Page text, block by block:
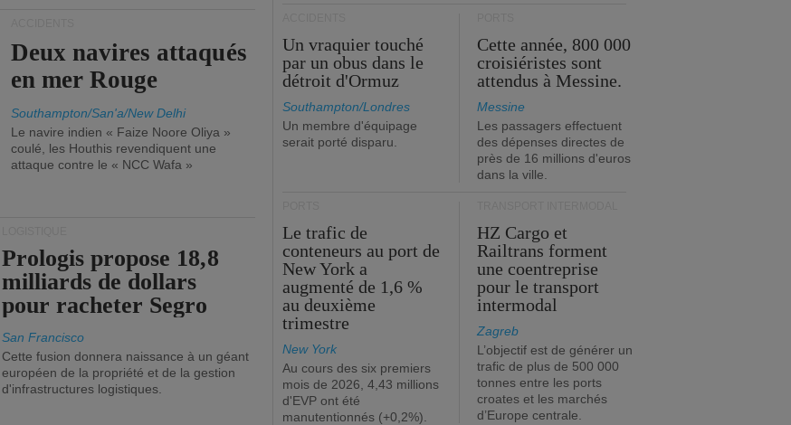
Deux navires attaqués
en mer Rouge
Southampton/San'a/New Delhi
Le navire indien « Faize Noore Oliya »
coulé, les Houthis revendiquent une
attaque contre le « NCC Wafa »
Prologis propose 18,8
milliards de dollars
pour racheter Segro
San Francisco
Cette fusion donnera naissance à un géant
européen de la propriété et de la gestion
d'infrastructures logistiques.
Un vraquier touché
par un obus dans le
détroit d'Ormuz
Southampton/Londres
Un membre d'équipage
serait porté disparu.
Cette année, 800 000
croisiéristes sont
attendus à Messine.
Messine
Les passagers effectuent
des dépenses directes de
près de 16 millions d'euros
dans la ville.
Le trafic de
conteneurs au port de
New York a
augmenté de 1,6 %
au deuxième
trimestre
New York
Au cours des six premiers
mois de 2026, 4,43 millions
d'EVP ont été
manutentionnés (+0,2%).
HZ Cargo et
Railtrans forment
une coentreprise
pour le transport
intermodal
Zagreb
L’objectif est de générer un
trafic de plus de 500 000
tonnes entre les ports
croates et les marchés
d’Europe centrale.